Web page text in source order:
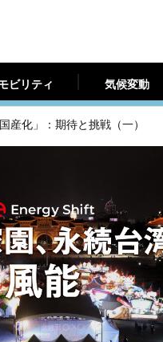
ビリティ 気候変動
産化」：期待と挑戦（一）